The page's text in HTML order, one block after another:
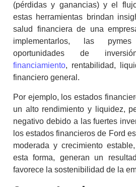
(pérdidas y ganancias) y el
estas herramientas brindan
salud financiera de una
implementarlos, las
oportunidades de
financiamiento, rentabilidad,
financiero general.
Por ejemplo, los estados
un alto rendimiento y liquidez,
negativo debido a las fuertes
los estados financieros de Ford
moderada y crecimiento
esta forma, generan un
favorece la sostenibilidad de la